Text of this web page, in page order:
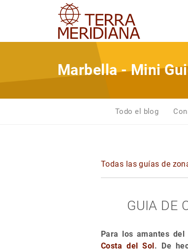
Marbella - Mini
Todo el blog
Todas las guías de
GUIA DE
Para los amantes
Costa del Sol. De